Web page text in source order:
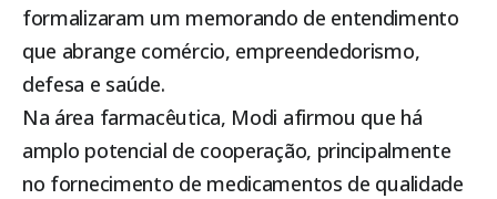
formalizaram um memorando de entendimento
que abrange comércio, empreendedorismo,
defesa e saúde.
Na área farmacêutica, Modi afirmou que há
amplo potencial de cooperação, principalmente
no fornecimento de medicamentos de qualidade